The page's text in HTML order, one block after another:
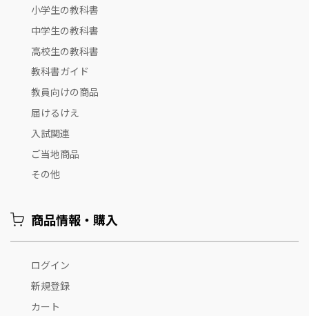
小学生の教科書
中学生の教科書
高校生の教科書
教科書ガイド
教員向けの商品
届けるけえ
入試関連
ご当地商品
その他
商品情報・購入
ログイン
新規登録
カート